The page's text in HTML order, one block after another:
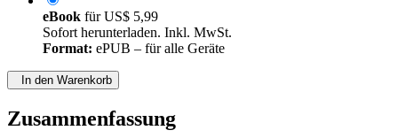
eBook fürUS$ 5,99
Sofort herunterladen. Inkl. MwSt.
Format: ePUB – für alle Geräte
In den Warenkorb
Zusammenfassung